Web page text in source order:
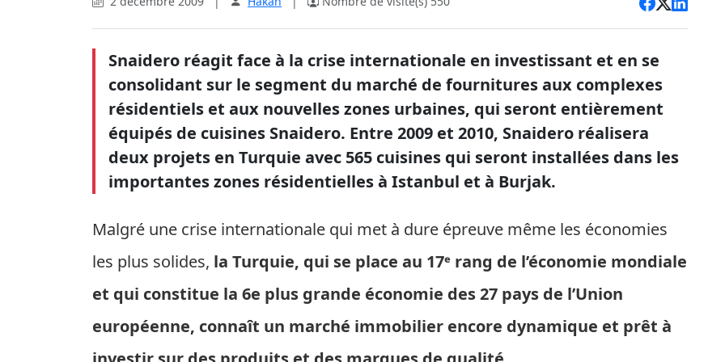
Snaidero réagit face à la crise internationale en investissant et en se
consolidant sur le segment du marché de fournitures aux complexes
résidentiels et aux nouvelles zones urbaines, qui seront entièrement
équipés de cuisines Snaidero. Entre 2009 et 2010, Snaidero réalisera
deux projets en Turquie avec 565 cuisines qui seront installées dans les
importantes zones résidentielles à Istanbul et à Burjak.
Malgré une crise internationale qui met à dure épreuve même les économies
les plus solides, la Turquie, qui se place au 17ᵉ rang de l’économie mondiale
et qui constitue la 6e plus grande économie des 27 pays de l’Union
européenne, connaît un marché immobilier encore dynamique et prêt à